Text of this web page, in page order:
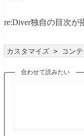
re:Diver独自の目次が
カスタマイズ > コン
合わせて読みたい